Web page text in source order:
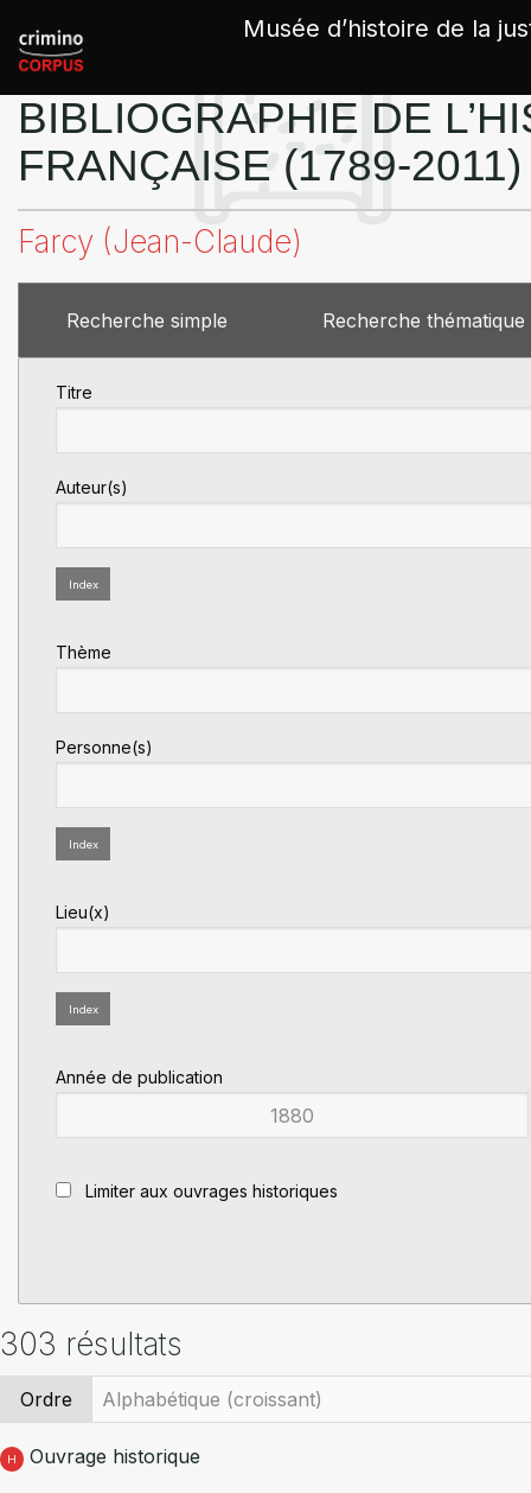
Musée d’histoire de la
BIBLIOGRAPHIE DE
FRANÇAISE (1789-2011)
Farcy (Jean-Claude)
Recherche simple Recherche thématique
Titre
Auteur(s)
Index
Thème
Personne(s)
Index
Lieu(x)
Index
Année de publication
Limiter aux ouvrages historiques
303 résultats
Ordre
H Ouvrage historique
Panneau de gestion des cookies